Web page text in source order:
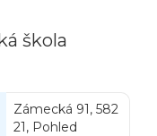
škola
Zámecká 91, 582
21, Pohled